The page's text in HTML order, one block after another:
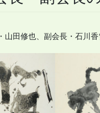
田修也、副会長・石川香